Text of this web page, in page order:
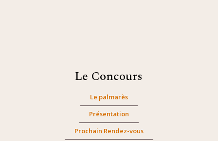
Le Concours
Le palmarès
Présentation
Prochain Rendez-vous